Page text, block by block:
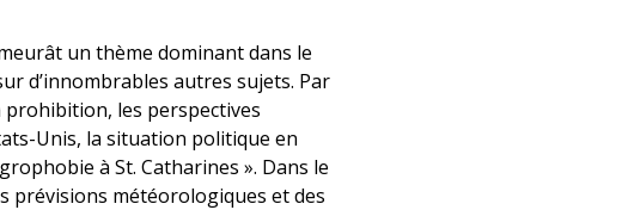
un thème dominant dans le
d’innombrables autres sujets. Par
prohibition, les perspectives
Unis, la situation politique en
à St. Catharines ». Dans le
prévisions météorologiques et des